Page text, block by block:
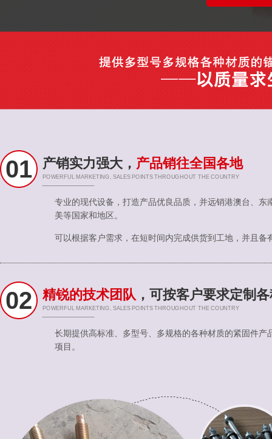
01 产销实力强大， 产品销往全国各地
POWERFUL MARKETING, SALES POINTS THROUGHOUT THE COUNTRY
专业的现代设备，打造产品优良品质，并远销港澳台、东
美等国家和地区。
可以根据客户需求，在短时间内完成供货到工地，并且备
02 精锐的技术团队 ，可按客户要求定制
POWERFUL MARKETING, SALES POINTS THROUGHOUT THE COUNTRY
长期提供高标准、多型号、多规格的各种材质的紧固件产
项目。